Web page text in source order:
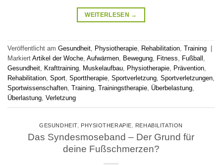
WEITERLESEN →
Veröffentlicht am Gesundheit, Physiotherapie, Rehabilitation, Training
Markiert Artikel der Woche, Aufwärmen, Bewegung, Fitness, Fußball ,
Gesundheit, Krafttraining, Muskelaufbau, Physiotherapie, Prävention,
Rehabilitation, Sport, Sporttherapie, Sportverletzung, Sportverletzungen,
Sportwissenschaften, Training, Trainingstherapie, Überbelastung,
Überlastung, Verletzung
GESUNDHEIT, PHYSIOTHERAPIE REHABILITATION
Das Syndesmoseband – Der Grund für
deine Fußschmerzen?